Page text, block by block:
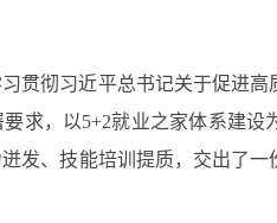
贯彻习近平总书记关于促进
求，以5+2就业之家体系建
发、技能培训提质，交出了